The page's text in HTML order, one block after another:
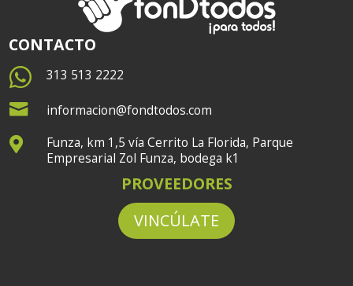
CONTACTO
 313 513 2222
 informacion@fondtodos.com

Funza, km 1,5 vía Cerrito La Florida, Parque
Empresarial Zol Funza, bodega k1
PROVEEDORES
VINCÚLATE